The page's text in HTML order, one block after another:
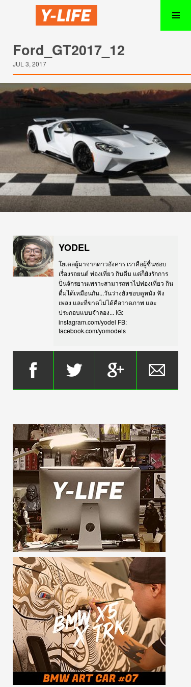
Ford_GT2017_12
JUL 3, 2017
YODEL
โยเดลผู้มาจากดาวอังคาร เราคือผู้ชื่นชอบ
เรื่องรถยนต์ ท่องเที่ยว กินดื่ม แต่ก็ยังรักการ
ปั่นจักรยานเพราะสามารถพาไปท่องเที่ยว กิน
ดื่มได้เหมือนกัน...วันว่างยังชอบดูหนัง ฟัง
เพลง และที่ขาดไม่ได้คือวาดภาพ และ
ประกอบแบบจำลอง... IG:
instagram.com/yodel FB:
facebook.com/yomodels